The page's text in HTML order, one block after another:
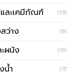
ะเคมีภัณฑ์
ว่าง
ผนัง
น้ำ